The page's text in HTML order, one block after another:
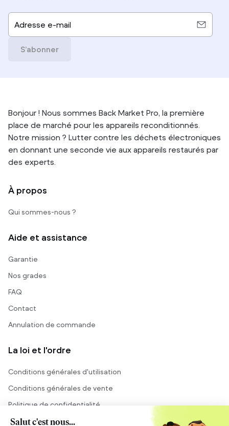
Adresse e-mail
S’abonner
Bonjour ! Nous sommes Back Market Pro, la première
place de marché pour les appareils reconditionnés.
Notre mission ? Lutter contre les déchets électroniques
en donnant une seconde vie aux appareils restaurés par
des experts.
À propos
Qui sommes-nous ?
Aide et assistance
Garantie
Nos grades
FAQ
Contact
Annulation de commande
La loi et l'ordre
Conditions générales d'utilisation
Conditions générales de vente
Politique de confidentialité
Mentions légales